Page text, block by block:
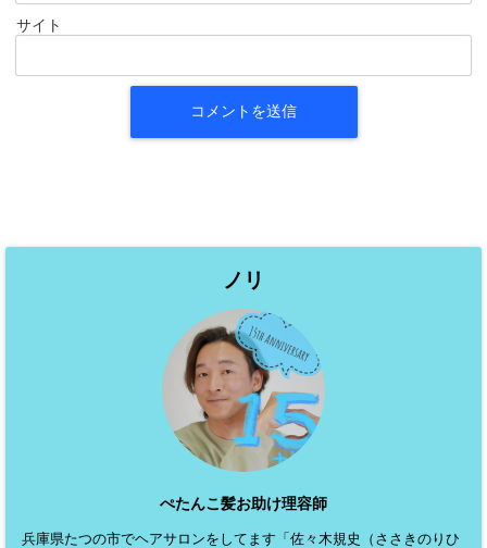
サイト
ノリ
ぺたんこ髪お助け理容師
兵庫県たつの市でヘアサロンをしてます「佐々木規史（ささきのりひ